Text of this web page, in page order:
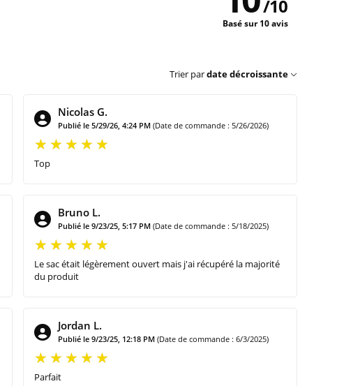
/10
Basé sur 10 avis
Trier pardate décroissante
Nicolas G.
Publié le 5/29/26, 4:24 PM (Date de commande : 5/26/2026)
Top
Bruno L.
Publié le 9/23/25, 5:17 PM (Date de commande : 5/18/2025)
Le sac était légèrement ouvert mais j'ai récupéré la majorité
du produit
Jordan L.
Publié le 9/23/25, 12:18 PM (Date de commande : 6/3/2025)
Parfait